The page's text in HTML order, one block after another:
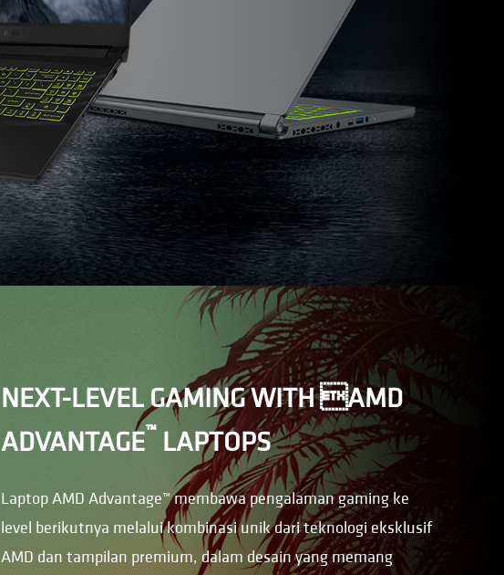
NEXT-LEVEL GAMING WITH AMD
ADVANTAGE™ LAPTOPS
Laptop AMD Advantage™ membawa pengalaman gaming ke
level berikutnya melalui kombinasi unik dari teknologi eksklusif
AMD dan tampilan premium, dalam desain yang memang